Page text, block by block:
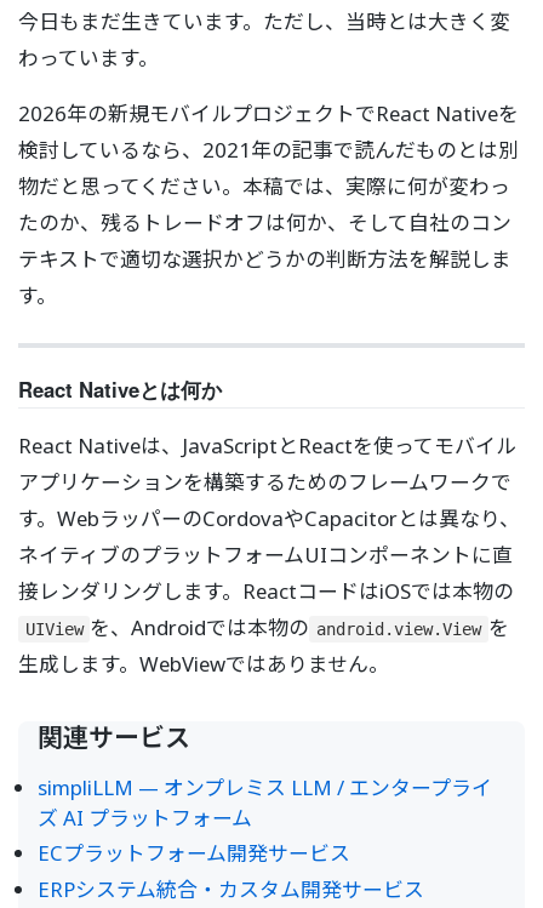
今日もまだ生きています。ただし、当時とは大きく変
わっています。
2026年の新規モバイルプロジェクトでReact Nativeを
検討しているなら、2021年の記事で読んだものとは別
物だと思ってください。本稿では、実際に何が変わっ
たのか、残るトレードオフは何か、そして自社のコン
テキストで適切な選択かどうかの判断方法を解説しま
す。
React Nativeとは何か
React Nativeは、JavaScriptとReactを使ってモバイル
アプリケーションを構築するためのフレームワークで
す。WebラッパーのCordovaやCapacitorとは異なり、
ネイティブのプラットフォームUIコンポーネントに直
接レンダリングします。ReactコードはiOSでは本物の
UIView を、Androidでは本物の android.view.View を
生成します。WebViewではありません。
関連サービス
simpliLLM — オンプレミス LLM / エンタープライ
ズ AI プラットフォーム
ECプラットフォーム開発サービス
ERPシステム統合・カスタム開発サービス